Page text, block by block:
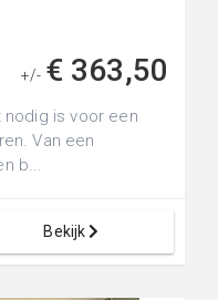
+/- € 363,50
nodig is voor een
Van een
b...
Bekijk